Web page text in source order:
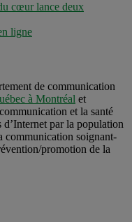
cœur lance deux
ligne
de communication
à Montréal et
et la santé
par la population
communication soignant-
promotion de la